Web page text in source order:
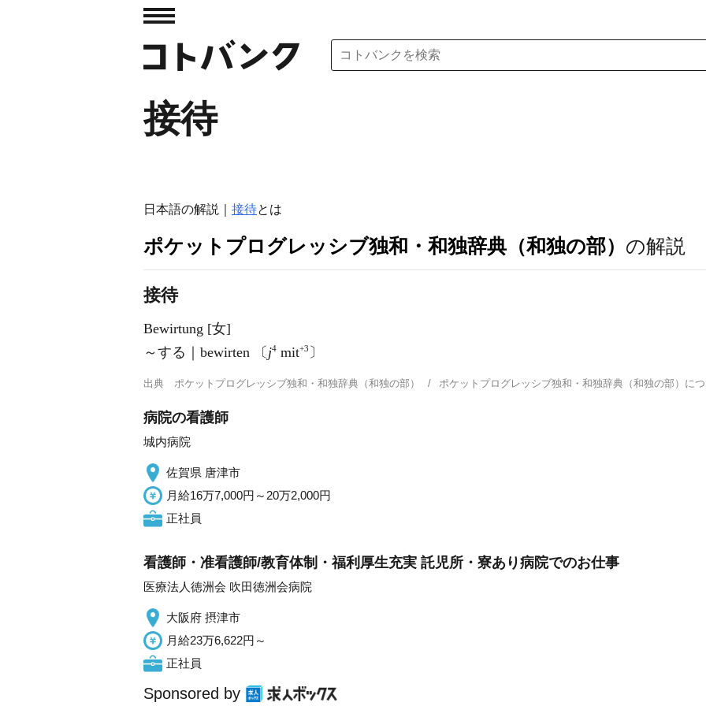
接待
日本語の解説｜ 接待とは
ポケットプログレッシブ独和・和独辞典（和独の部） の解説
接待
Bewirtung [女]
～する｜bewirten 〔 j4 mit+3 〕
出典 ポケットプログレッシブ独和・和独辞典（和独の部） ポケットプログレッシブ独和・和独辞典（和独の部）
病院の看護師
城内病院
佐賀県 唐津市
月給16万7,000円～20万2,000円
正社員
看護師・准看護師/教育体制・福利厚生充実 託児所・寮あり病院でのお仕事
医療法人徳洲会 吹田徳洲会病院
大阪府 摂津市
月給23万6,622円～
正社員
Sponsored by